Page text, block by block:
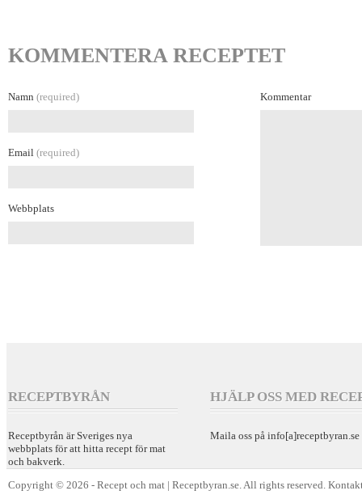
KOMMENTERA RECEPTET
Namn (required)
Email (required)
Webbplats
Kommentar
RECEPTBYRÅN
Receptbyrån är Sveriges nya
webbplats för att hitta recept för mat
och bakverk.
HJÄLP OSS MED
Maila oss på info[a]receptbyran.se
Copyright © 2026 - Recept och mat | Receptbyran.se. All rights reserved.